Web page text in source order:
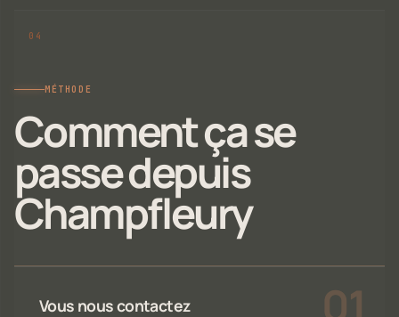
MÉTHODE
Comment ça se
passe depuis
Champfleury
Vous nous contactez